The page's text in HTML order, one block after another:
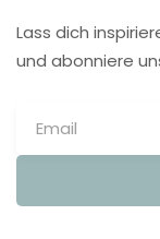
Lass dich
und abonniere